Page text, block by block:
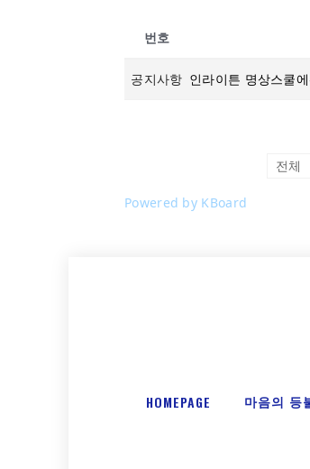
번호
공지사항 인라이튼 명상스쿨
Powered by KBoard
HOMEPAGE 마음의 등